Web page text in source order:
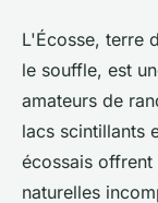
L'Écosse, terre
le souffle, est
amateurs de
lacs scintillants
écossais offrent
naturelles